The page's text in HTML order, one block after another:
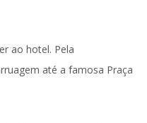
ao hotel. Pela
até a famosa Praça